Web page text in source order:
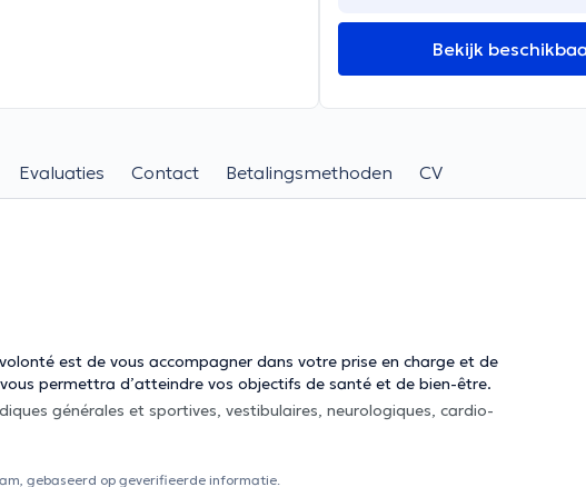
Bekijk
Evaluaties Contact Betalingsmethoden CV
est de vous accompagner dans votre prise en charge et de
permettra d’atteindre vos objectifs de santé et de bien-être.
gebaseerd op geverifieerde informatie.